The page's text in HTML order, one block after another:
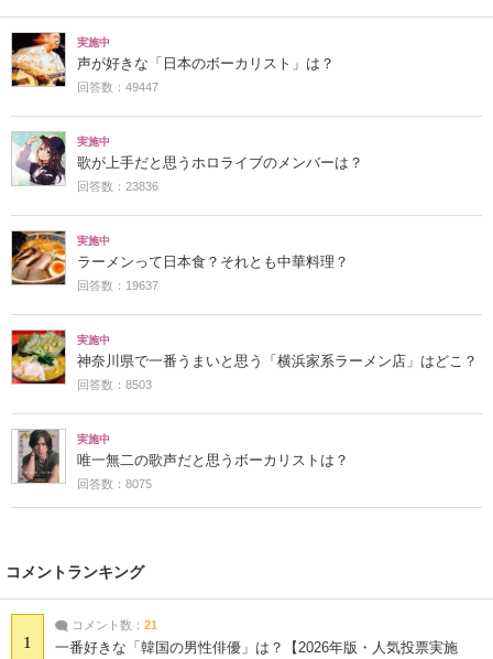
実施中
声が好きな「日本のボーカリスト」は？
回答数：49447
実施中
歌が上手だと思うホロライブのメンバーは？
回答数：23836
実施中
ラーメンって日本食？それとも中華料理？
回答数：19637
実施中
神奈川県で一番うまいと思う「横浜家系ラーメン店」はどこ？
回答数：8503
実施中
唯一無二の歌声だと思うボーカリストは？
回答数：8075
コメントランキング
1
コメント数： 21
一番好きな「韓国の男性俳優」は？【2026年版・人気投票実施